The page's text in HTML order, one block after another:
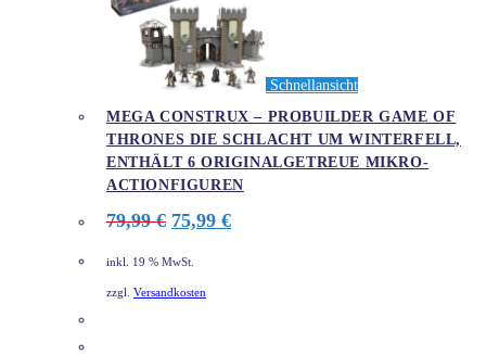
Schnellansicht
MEGA CONSTRUX – PROBUILDER GAME OF
THRONES DIE SCHLACHT UM WINTERFELL,
ENTHÄLT 6 ORIGINALGETREUE MIKRO-
ACTIONFIGUREN
79,99€ Ursprünglicher
Preis
war:
75,99 €Aktueller
inkl. 19 % MwSt.
zzgl. Versandkosten